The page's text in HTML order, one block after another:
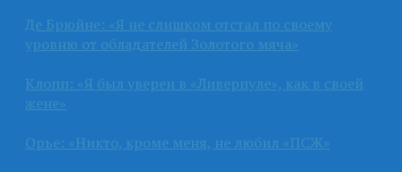
Де Брюйне: «Я не слишком отстал по своему
уровню от обладателей Золотого мяча»
Клопп: «Я был уверен в «Ливерпуле», как в своей
жене»
Орье: «Никто, кроме меня, не любил «ПСЖ»